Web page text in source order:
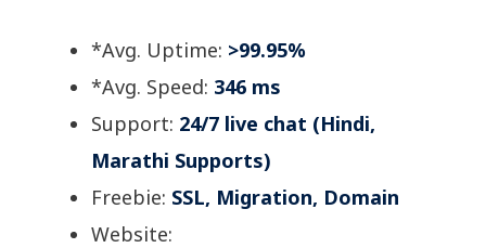
*Avg. Uptime: >99.95%
*Avg. Speed: 346 ms
Support: 24/7 live chat (Hindi,
Marathi Supports)
Freebie: SSL, Migration, Domain
Website: